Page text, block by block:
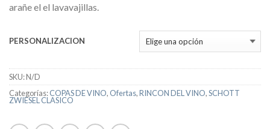
arañe el el lavavajillas.
PERSONALIZACION
SKU:N/D
Categorías:COPAS DE VINO, Ofertas,RINCON DEL VINO,SCHOTT
ZWIESEL CLASICO